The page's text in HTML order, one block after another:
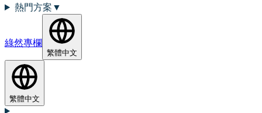
熱門方案 ▼
綠然專欄
繁體中文
繁體中文